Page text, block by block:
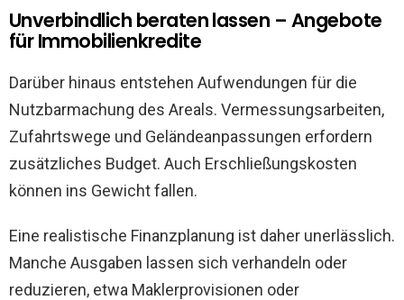
Unverbindlich beraten lassen – Angebote
für Immobilienkredite
Darüber hinaus entstehen Aufwendungen für die
Nutzbarmachung des Areals. Vermessungsarbeiten,
Zufahrtswege und Geländeanpassungen erfordern
zusätzliches Budget. Auch Erschließungskosten
können ins Gewicht fallen.
Eine realistische Finanzplanung ist daher unerlässlich.
Manche Ausgaben lassen sich verhandeln oder
reduzieren, etwa Maklerprovisionen oder